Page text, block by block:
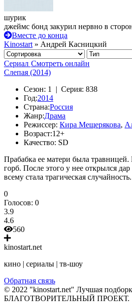
шурик
джеймс бонд закурил нервно в
Вместе до конца
Kinostart » Андрей Касницкий
Сериал Смотреть онлайн
Слепая (2014)
Сезон: 1 | Серия: 838
Год:2014
Страна:Россия
Жанр:Драма
Режиссер: Кира Мещерякова,
Возраст:12+
Качество: SD
Прабабка ее матери была
горб. После этого у нее открылся
всему стала трагическая
0
Голосов: 0
3.9
4.6
560
kinostart.net
кино | сериалы | тв-шоу
Обратная связь
© 2022 "kinostart.net" Лучшая
БЛАГОТВОРИТЕЛЬНЫЙ ПРОЕКТ.